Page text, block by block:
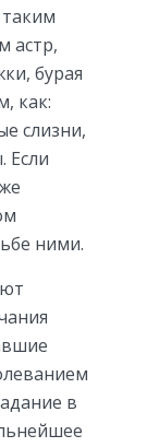
астр,
бурая
как:
слизни,
Если
ними.
в